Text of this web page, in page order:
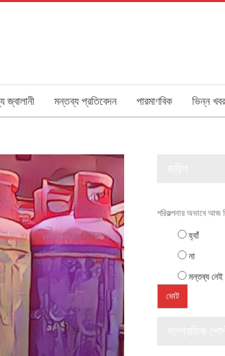
জ্বালানী মন্তব্য প্রতিবেদন পারমাণবিক ভিন্ন খবর
পরিকল্পনার অভাবে আজ
হ্যাঁ
না
মন্তব্য নেই